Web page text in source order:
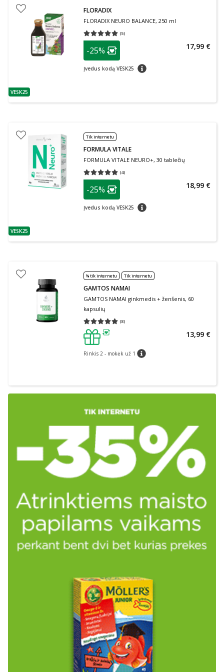
patarimas
VESK25
FLORADIX
FLORADIX NEURO BALANCE, 250 ml
(5)
Vidutinis įvertinimas 5.00
patarimas
Lojalumo klubo narių nuolaida
-25%
Įvedus kodą VESK25 patarimas
17,99 €
patarimas
VESK25
Tik internetu
FORMULA VITALE
FORMULA VITALE NEURO+, 30 tablečių
(4)
Vidutinis įvertinimas 5.00
patarimas
Lojalumo klubo narių nuolaida
-25%
Įvedus kodą VESK25 patarimas
18,99 €
% tik internetu Tik internetu
GAMTOS NAMAI
GAMTOS NAMAI ginkmedis + ženšenis, 60
kapsulių
(8)
Vidutinis įvertinimas 5.00
patarimas
Rinkis 2 - mokėk už 1 patarimas
13,99 €